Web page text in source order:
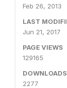
Feb 26, 2013
LAST
Jun 21, 2017
PAGE VIEWS
129165
DOWNLOADS
2277